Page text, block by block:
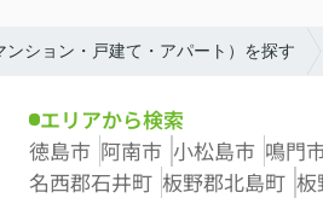
ション・戸建て・アパート）を探す
エリアから検索
徳島市 阿南市 小松島市 鳴門
名西郡石井町 板野郡北島町 板